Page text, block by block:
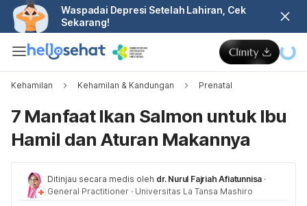
Waspadai Depresi Setelah Lahiran, Cek
Sekarang!
Kehamilan Kehamilan & Kandungan Prenatal
7 Manfaat Ikan Salmon untuk Ibu
Hamil dan Aturan Makannya
Ditinjau secara medis oleh dr. Nurul Fajriah Afiatunnisa ·
General Practitioner · Universitas La Tansa Mashiro